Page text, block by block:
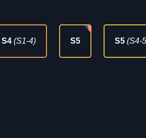
S4 (S1-4) S5 S5 (S4-